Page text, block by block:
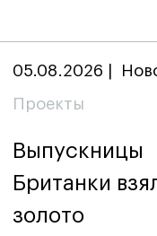
05.08.2026
Проекты
Выпускницы
Британки
золото